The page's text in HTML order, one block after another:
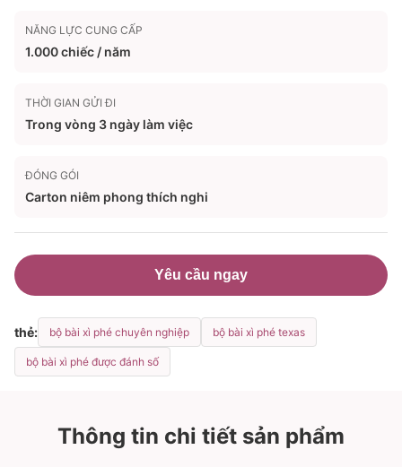
NĂNG LỰC CUNG CẤP
1.000 chiếc / năm
THỜI GIAN GỬI ĐI
Trong vòng 3 ngày làm việc
ĐÓNG GÓI
Carton niêm phong thích nghi
Yêu cầu ngay
thẻ: bộ bài xì phé chuyên nghiệp bộ bài xì phé texas
bộ bài xì phé được đánh số
Thông tin chi tiết sản phẩm